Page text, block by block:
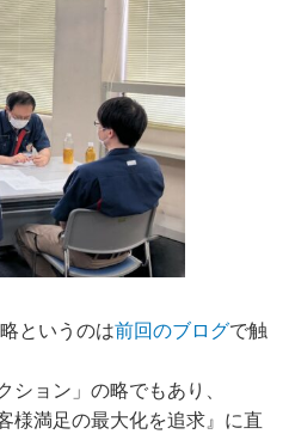
というのは前回のブログで触
ション」の略でもあり、
様満足の最大化を追求』に直